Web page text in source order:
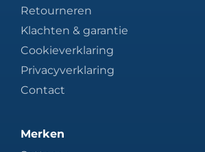
Retourneren
Klachten & garantie
Cookieverklaring
Privacyverklaring
Contact
Merken